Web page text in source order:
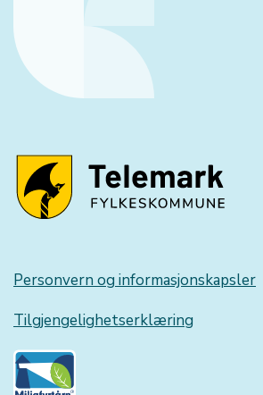
Personvern og informasjonskapsler
Tilgjengelighetserklæring